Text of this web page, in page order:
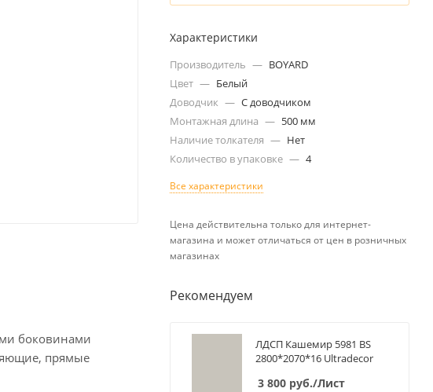
боковинами
прямые
Характеристики
Производитель — BOYARD
Цвет — Белый
Доводчик — С доводчиком
Монтажная длина — 500 мм
Наличие толкателя — Нет
Количество в упаковке — 4
Все характеристики
Цена действительна только для интернет-
магазина и может отличаться от цен в розничных
магазинах
Рекомендуем
ЛДСП Кашемир 5981 BS
2800*2070*16 Ultradecor
3 800 руб./Лист